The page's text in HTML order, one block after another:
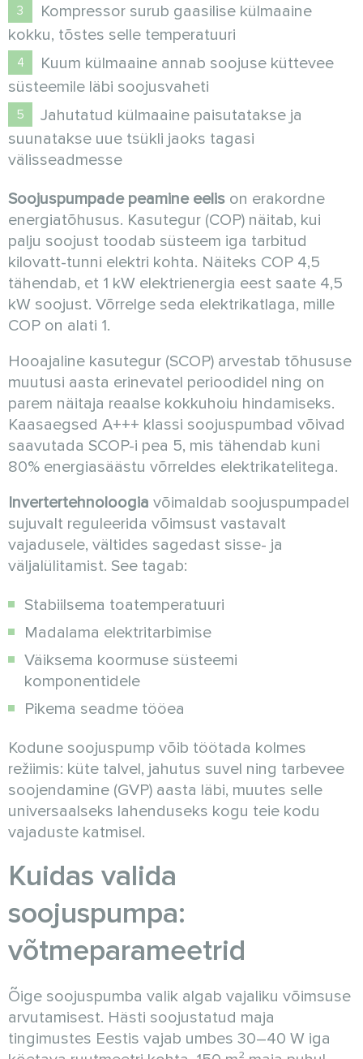
Kompressor surub gaasilise külmaaine
kokku, tõstes selle temperatuuri
Kuum külmaaine annab soojuse küttevee
süsteemile läbi soojusvaheti
Jahutatud külmaaine paisutatakse ja
suunatakse uue tsükli jaoks tagasi
välisseadmesse
Soojuspumpade peamine eelis on erakordne
energiatõhusus. Kasutegur (COP) näitab, kui
palju soojust toodab süsteem iga tarbitud
kilovatt-tunni elektri kohta. Näiteks COP 4,5
tähendab, et 1 kW elektrienergia eest saate 4,5
kW soojust. Võrrelge seda elektrikatlaga, mille
COP on alati 1.
Hooajaline kasutegur (SCOP) arvestab tõhususe
muutusi aasta erinevatel perioodidel ning on
parem näitaja reaalse kokkuhoiu hindamiseks.
Kaasaegsed A+++ klassi soojuspumbad võivad
saavutada SCOP-i pea 5, mis tähendab kuni
80% energiasäästu võrreldes elektrikatelitega.
Invertertehnoloogia võimaldab soojuspumpadel
sujuvalt reguleerida võimsust vastavalt
vajadusele, vältides sagedast sisse- ja
väljalülitamist. See tagab:
Stabiilsema toatemperatuuri
Madalama elektritarbimise
Väiksema koormuse süsteemi
komponentidele
Pikema seadme tööea
Kodune soojuspump võib töötada kolmes
režiimis: küte talvel, jahutus suvel ning tarbevee
soojendamine (GVP) aasta läbi, muutes selle
universaalseks lahenduseks kogu teie kodu
vajaduste katmisel.
Kuidas valida
soojuspumpa:
võtmeparameetrid
Õige soojuspumba valik algab vajaliku võimsuse
arvutamisest. Hästi soojustatud maja
tingimustes Eestis vajab umbes 30–40 W iga